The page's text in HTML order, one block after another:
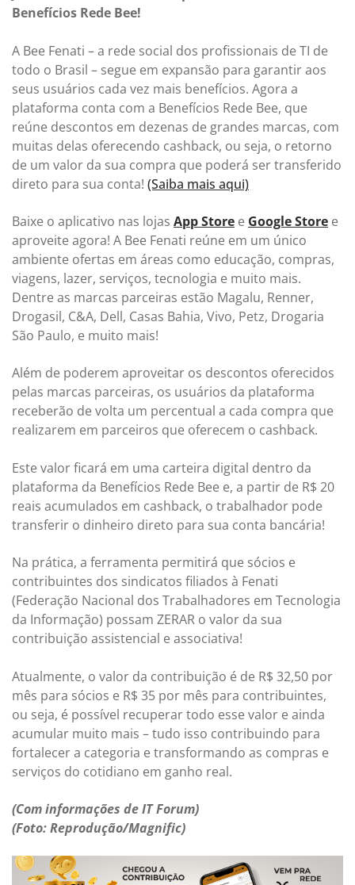
Benefícios Rede Bee!
A Bee Fenati – a rede social dos profissionais de TI de
todo o Brasil – segue em expansão para garantir aos
seus usuários cada vez mais benefícios. Agora a
plataforma conta com a Benefícios Rede Bee, que
reúne descontos em dezenas de grandes marcas, com
muitas delas oferecendo cashback, ou seja, o retorno
de um valor da sua compra que poderá ser transferido
direto para sua conta! (Saiba mais aqui)
Baixe o aplicativo nas lojas App Store e Google Store e
aproveite agora! A Bee Fenati reúne em um único
ambiente ofertas em áreas como educação, compras,
viagens, lazer, serviços, tecnologia e muito mais.
Dentre as marcas parceiras estão Magalu, Renner,
Drogasil, C&A, Dell, Casas Bahia, Vivo, Petz, Drogaria
São Paulo, e muito mais!
Além de poderem aproveitar os descontos oferecidos
pelas marcas parceiras, os usuários da plataforma
receberão de volta um percentual a cada compra que
realizarem em parceiros que oferecem o cashback.
Este valor ficará em uma carteira digital dentro da
plataforma da Benefícios Rede Bee e, a partir de R$ 20
reais acumulados em cashback, o trabalhador pode
transferir o dinheiro direto para sua conta bancária!
Na prática, a ferramenta permitirá que sócios e
contribuintes dos sindicatos filiados à Fenati
(Federação Nacional dos Trabalhadores em Tecnologia
da Informação) possam ZERAR o valor da sua
contribuição assistencial e associativa!
Atualmente, o valor da contribuição é de R$ 32,50 por
mês para sócios e R$ 35 por mês para contribuintes,
ou seja, é possível recuperar todo esse valor e ainda
acumular muito mais – tudo isso contribuindo para
fortalecer a categoria e transformando as compras e
serviços do cotidiano em ganho real.
(Com informações de IT Forum)
(Foto: Reprodução/Magnific)